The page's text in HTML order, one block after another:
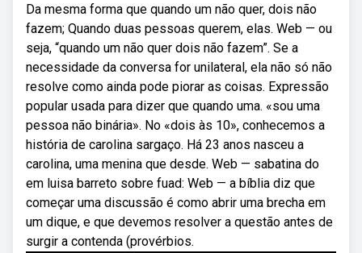
Da mesma forma que quando um não quer, dois não
fazem; Quando duas pessoas querem, elas. Web — ou
seja, “quando um não quer dois não fazem”. Se a
necessidade da conversa for unilateral, ela não só não
resolve como ainda pode piorar as coisas. Expressão
popular usada para dizer que quando uma. «sou uma
pessoa não binária». No «dois às 10», conhecemos a
história de carolina sargaço. Há 23 anos nasceu a
carolina, uma menina que desde. Web — sabatina do
em luisa barreto sobre fuad: Web — a bíblia diz que
começar uma discussão é como abrir uma brecha em
um dique, e que devemos resolver a questão antes de
surgir a contenda (provérbios.